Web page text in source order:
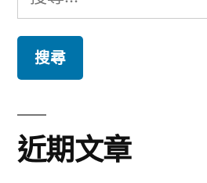
尋
鍵
字:
近期文章